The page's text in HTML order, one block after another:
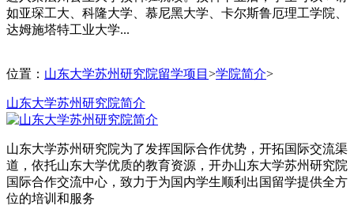
如亚琛工大、科隆大学、慕尼黑大学、卡尔斯鲁厄理工学院、
达姆施塔特工业大学...
位置： 山东大学苏州研究院留学项目 >学院简介>
山东大学苏州研究院简介
山东大学苏州研究院为了发挥国际合作优势，开拓国际交流渠
道，依托山东大学优质的教育资源，开办山东大学苏州研究院
国际合作交流中心，致力于为国内学生顺利出国留学提供全方
位的培训和服务